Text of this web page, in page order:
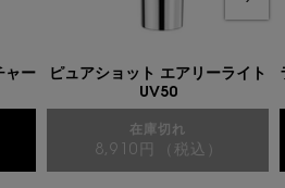
ャー
ット ナイト リチャージセラム
UVケア
ピュアショット エアリーライト
UV50
在庫切れ
8,910円
（税込）
ピュアショット